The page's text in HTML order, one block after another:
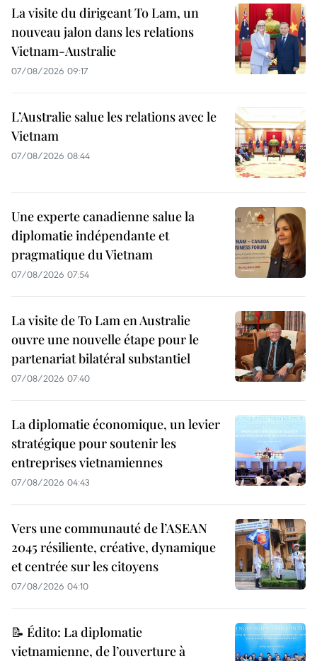
La visite du dirigeant To Lam, un
nouveau jalon dans les relations
Vietnam-Australie
07/08/2026 09:17
L’Australie salue les relations avec le
Vietnam
07/08/2026 08:44
Une experte canadienne salue la
diplomatie indépendante et
pragmatique du Vietnam
07/08/2026 07:54
La visite de To Lam en Australie
ouvre une nouvelle étape pour le
partenariat bilatéral substantiel
07/08/2026 07:40
La diplomatie économique, un levier
stratégique pour soutenir les
entreprises vietnamiennes
07/08/2026 04:43
Vers une communauté de l’ASEAN
2045 résiliente, créative, dynamique
et centrée sur les citoyens
07/08/2026 04:10
📝 Édito: La diplomatie
vietnamienne, de l’ouverture à